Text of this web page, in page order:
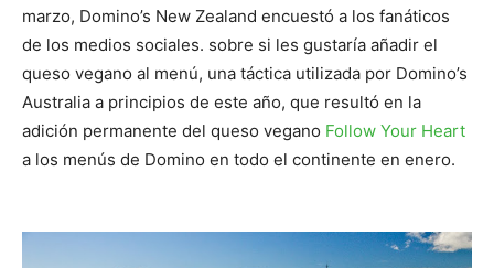
marzo, Domino’s New Zealand encuestó a los fanáticos
de los medios sociales. sobre si les gustaría añadir el
queso vegano al menú, una táctica utilizada por Domino’s
Australia a principios de este año, que resultó en la
adición permanente del queso vegano Follow Your Heart
a los menús de Domino en todo el continente en enero.